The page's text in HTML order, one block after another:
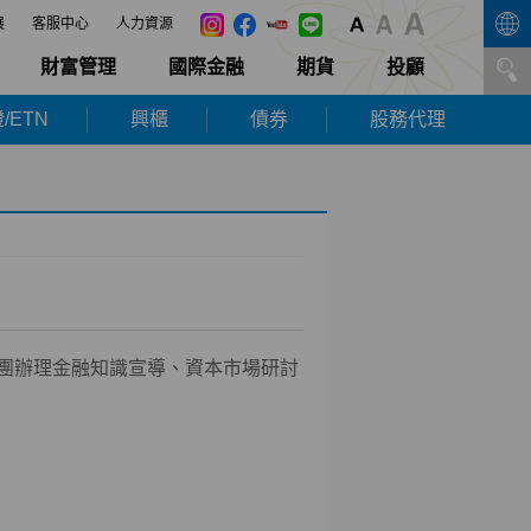
客服中心 人力資源
財富管理 國際金融 期貨 投顧
ETN 興櫃 債券 股務代理
辦理金融知識宣導、資本市場研討